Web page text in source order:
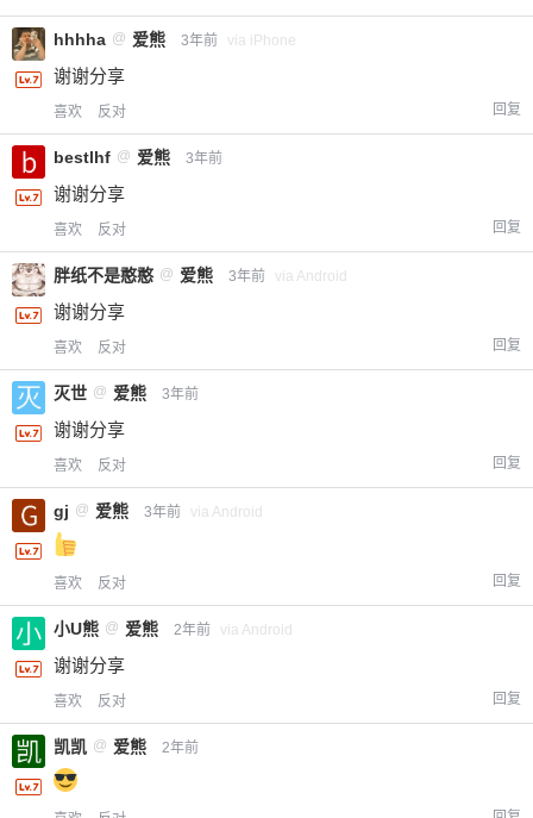
立刻支付
hhhha @ 爱熊 3年前 via iPhone
谢谢分享
喜欢 反对 回复
bestlhf @ 爱熊 3年前
谢谢分享
喜欢 反对 回复
胖纸不是憨憨 @ 爱熊 3年前 via Android
谢谢分享
喜欢 反对 回复
灭世 @ 爱熊 3年前
谢谢分享
喜欢 反对 回复
gj @ 爱熊 3年前 via Android
喜欢 反对 回复
小U熊 @ 爱熊 2年前 via Android
谢谢分享
喜欢 反对 回复
凯凯 @ 爱熊 2年前
忘记密码？找回 已有帐号？登录